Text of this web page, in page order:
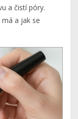
a čistí póry.
a jak se